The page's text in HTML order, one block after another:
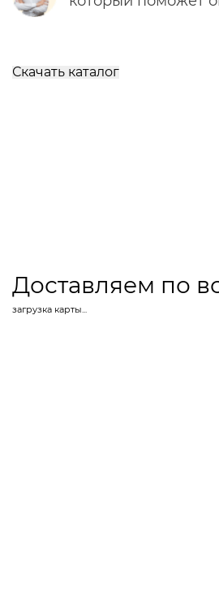
Скачать каталог
Доставляем по
загрузка карты...